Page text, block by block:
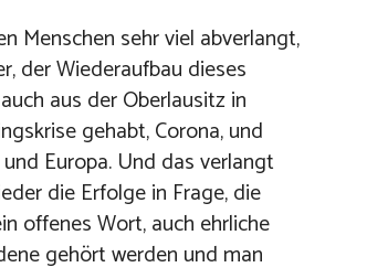
Menschen sehr viel abverlangt,
der Wiederaufbau dieses
aus der Oberlausitz in
gehabt, Corona, und
Europa. Und das verlangt
die Erfolge in Frage, die
offenes Wort, auch ehrliche
gehört werden und man